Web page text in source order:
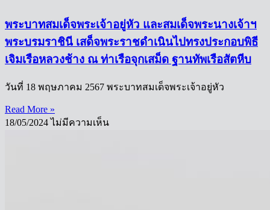
พระบาทสมเด็จพระเจ้าอยู่หัว และสมเด็จพระนางเจ้าฯ
พระบรมราชินี เสด็จพระราชดำเนินไปทรงประกอบพิธี
เจิมเรือหลวงช้าง ณ ท่าเรือจุกเสม็ด ฐานทัพเรือสัตหีบ
วันที่ 18 พฤษภาคม 2567 พระบาทสมเด็จพระเจ้าอยู่หัว
Read More »
18/05/2024ไม่มีความเห็น